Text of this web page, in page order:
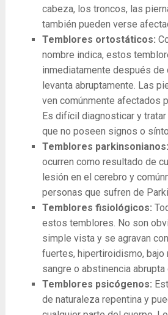
cabeza, los troncos, las
también pueden verse
Temblores ortostáticos:
nombre indica, estos
inmediatamente después de
levanta abruptamente. Las
ven comúnmente afectados
Es difícil diagnosticar y
que no poseen signos o
Temblores parkinsonianos:
ocurren como resultado de
lesión en el cerebro y
personas que sufren de
Temblores fisiológicos:
estos temblores. No son
simple vista y se agravan
fuertes, hipertiroidismo, bajo
sangre o abstinencia
Temblores psicógenos:
de naturaleza repentina y